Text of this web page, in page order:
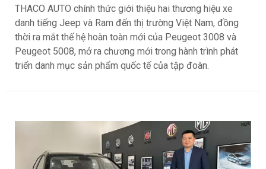
THACO AUTO chính thức giới thiệu hai thương hiệu xe
danh tiếng Jeep và Ram đến thị trường Việt Nam, đồng
thời ra mắt thế hệ hoàn toàn mới của Peugeot 3008 và
Peugeot 5008, mở ra chương mới trong hành trình phát
triển danh mục sản phẩm quốc tế của tập đoàn.